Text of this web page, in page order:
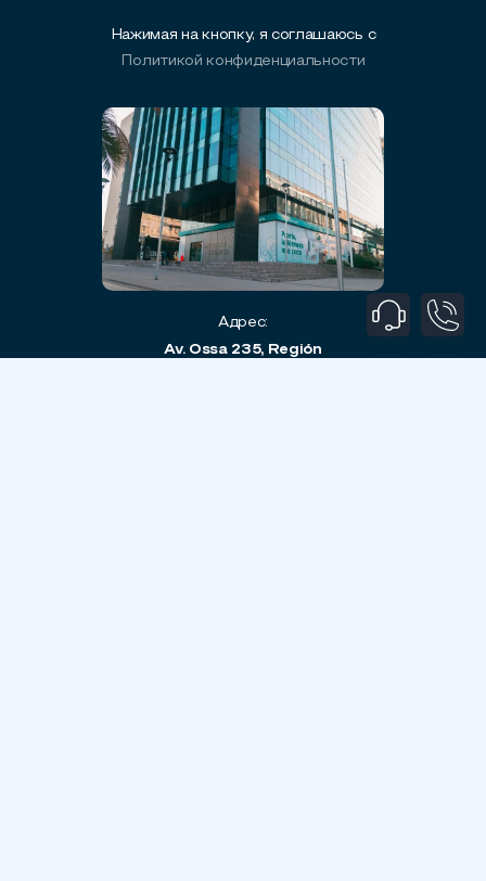
Нажимая на кнопку, я соглашаюсь с
Политикой конфиденциальности
Адрес:
Av. Ossa 235, Región